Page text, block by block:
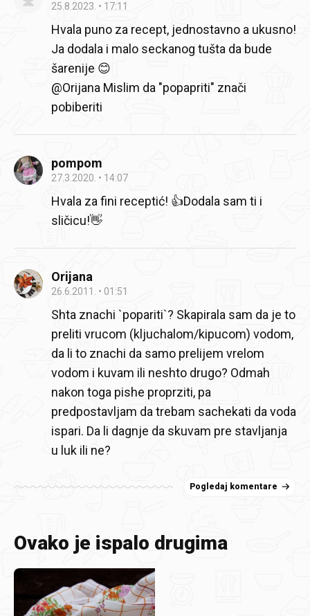
25.8.2023. 17:11
Hvala puno za recept, jednostavno a ukusno!
Ja dodala i malo seckanog tušta da bude
šarenije 😊
@Orijana Mislim da "popapriti" znači
pobiberiti
pompom
27.3.2020. 14:07
Hvala za fini receptić! 👍Dodala sam ti i
sličicu!👋
Orijana
26.6.2011. 01:51
Shta znachi `popariti`? Skapirala sam da je to
preliti vrucom (kljuchalom/kipucom) vodom,
da li to znachi da samo prelijem vrelom
vodom i kuvam ili neshto drugo? Odmah
nakon toga pishe proprziti, pa
predpostavljam da trebam sachekati da voda
ispari. Da li dagnje da skuvam pre stavljanja
u luk ili ne?
Pogledaj komentare
Ovako je ispalo drugima